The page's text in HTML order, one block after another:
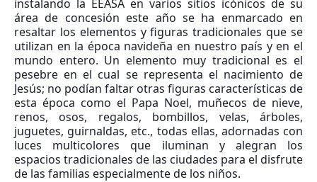
instalando la EEASA en varios sitios icónicos de su
área de concesión este año se ha enmarcado en
resaltar los elementos y figuras tradicionales que se
utilizan en la época navideña en nuestro país y en el
mundo entero. Un elemento muy tradicional es el
pesebre en el cual se representa el nacimiento de
Jesús; no podían faltar otras figuras características de
esta época como el Papa Noel, muñecos de nieve,
renos, osos, regalos, bombillos, velas, árboles,
juguetes, guirnaldas, etc., todas ellas, adornadas con
luces multicolores que iluminan y alegran los
espacios tradicionales de las ciudades para el disfrute
de las familias especialmente de los niños.